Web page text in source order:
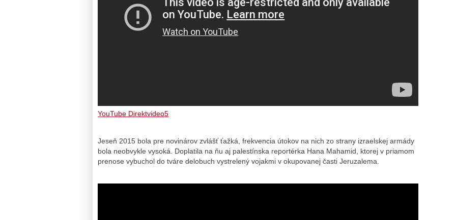
YouTube Direktvideo5
Jeseň 2015 bola pre novinárov zvlášť ťažká, frekvencia útokov na nich zo strany izraelskej armády
bola neobvykle vysoká. Doplatila na ňu aj palestínska reportérka Hana Mahamid, ktorej v priamom
prenose vybuchol do tváre delobuch vystrelený vojakmi v okupovanej časti Jeruzalema.